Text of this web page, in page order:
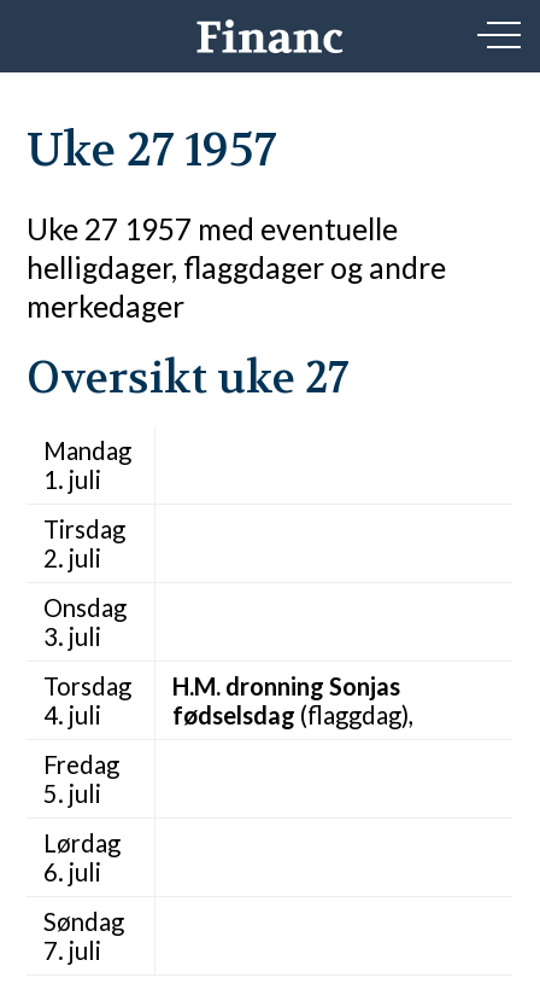
Uke 27 1957
Uke 27 1957 med eventuelle
helligdager, flaggdager og andre
merkedager
Oversikt uke 27
Mandag
1. juli
Tirsdag
2. juli
Onsdag
3. juli
Torsdag
4. juli
H.M. dronning Sonjas
fødselsdag (flaggdag),
Fredag
5. juli
Lørdag
6. juli
Søndag
7. juli